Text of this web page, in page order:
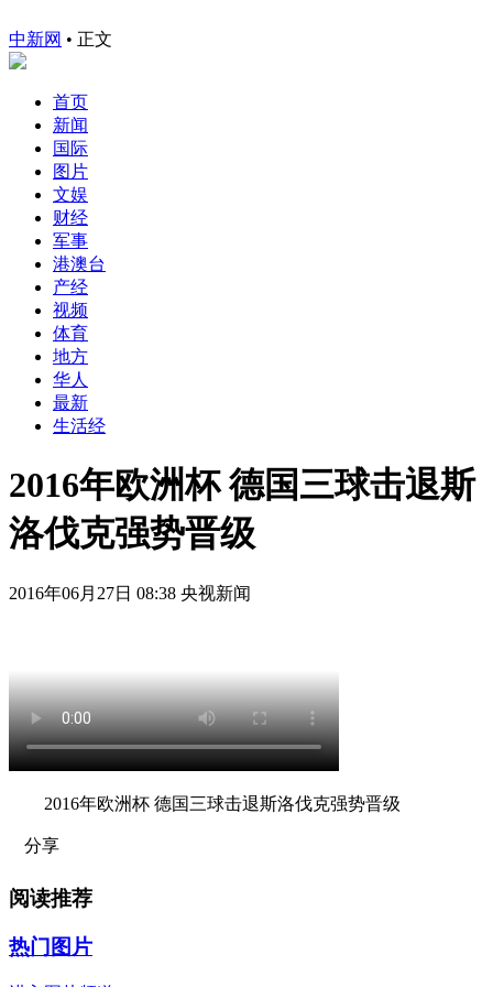
中新网 • 正文
首页
新闻
国际
图片
文娱
财经
军事
港澳台
产经
视频
体育
地方
华人
最新
生活经
2016年欧洲杯 德国三球击退斯
洛伐克强势晋级
2016年06月27日 08:38 央视新闻
2016年欧洲杯 德国三球击退斯洛伐克强势晋级
分享
阅读推荐
热门图片